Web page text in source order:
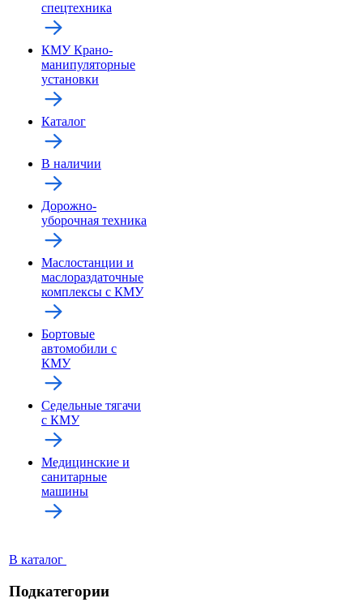
спецтехника
КМУ Крано-
манипуляторные
установки
Каталог
В наличии
Дорожно-
уборочная техника
Маслостанции и
маслораздаточные
комплексы с КМУ
Бортовые
автомобили с
КМУ
Седельные тягачи
с КМУ
Медицинские и
санитарные
машины
В каталог
Подкатегории